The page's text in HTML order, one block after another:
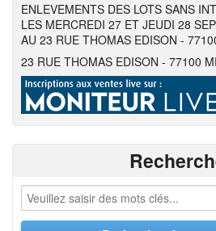
ENLEVEMENTS DES LOTS SANS
LES MERCREDI 27 ET JEUDI 28
AU 23 RUE THOMAS EDISON -
23 RUE THOMAS EDISON - 77100